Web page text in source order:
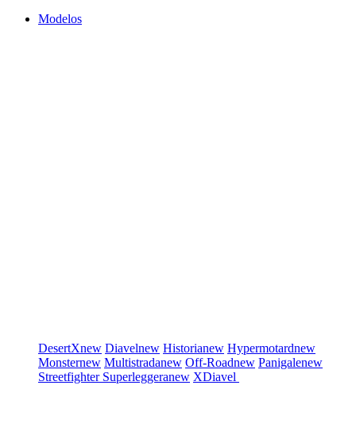
Modelos
DesertXnew Diavelnew Historianew Hypermotardnew
Monsternew Multistradanew Off-Roadnew Panigalenew
Streetfighter Superleggeranew XDiavel